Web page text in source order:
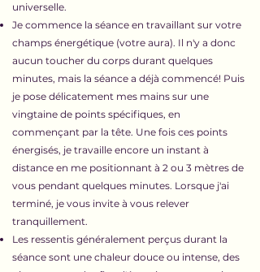
universelle.
Je commence la séance en travaillant sur votre
champs énergétique (votre aura). Il n'y a donc
aucun toucher du corps durant quelques
minutes, mais la séance a déjà commencé! Puis
je pose délicatement mes mains sur une
vingtaine de points spécifiques, en
commençant par la tête. Une fois ces points
énergisés, je travaille encore un instant à
distance en me positionnant à 2 ou 3 mètres de
vous pendant quelques minutes. Lorsque j'ai
terminé, je vous invite à vous relever
tranquillement.
Les ressentis généralement perçus durant la
séance sont une chaleur douce ou intense, des